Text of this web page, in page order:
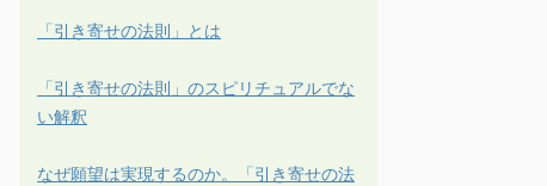
「引き寄せの法則」とは
「引き寄せの法則」のスピリチュアルでな
い解釈
なぜ願望は実現するのか。「引き寄せの法